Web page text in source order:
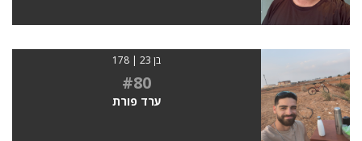
בן 23 | 178
#80
ערד פורת